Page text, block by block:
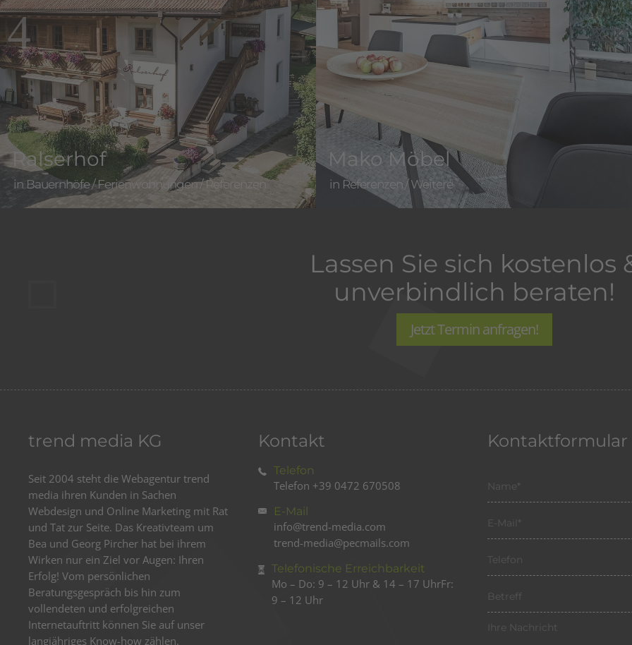
Ralserhof
Bauernhöfe/Ferienwohnungen/Referenzen
Mako Möbel
Referenzen /Weitere
Lassen Sie sich kostenlos
unverbindlich beraten!
Jetzt Termin anfragen!
trend media KG
Seit 2004 steht die Webagentur trend
media ihren Kunden in Sachen
Webdesign und Online Marketing mit Rat
und Tat zur Seite. Das Kreativteam um
Bea und Georg Pircher hat bei ihrem
Wirken nur ein Ziel vor Augen: Ihren
Erfolg! Vom persönlichen
Beratungsgespräch bis hin zum
vollendeten und erfolgreichen
Internetauftritt können Sie auf unser
langjähriges Know-how zählen.
Kontakt
Telefon
Telefon +39 0472 670508
E-Mail
info@trend-media.com
trend-media@pecmails.com
Telefonische Erreichbarkeit
Mo – Do: 9 – 12 Uhr & 14 – 17 UhrFr:
9 – 12 Uhr
Kontaktformular